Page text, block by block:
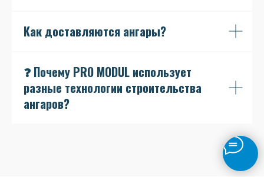
Как доставляются ангары?
❓ Почему PRO MODUL использует
разные технологии строительства
ангаров?